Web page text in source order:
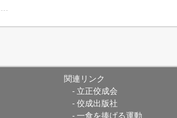
関連リンク
立正佼成会
佼成出版社
一食を捧げる運動